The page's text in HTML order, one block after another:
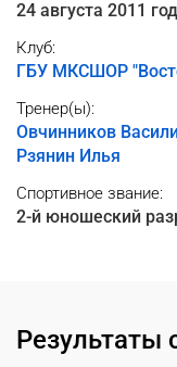
24 августа 2011
Клуб:
ГБУ МКСШОР
Тренер(ы):
Овчинников
Рзянин Илья
Спортивное звание:
2-й юношеский
Результаты